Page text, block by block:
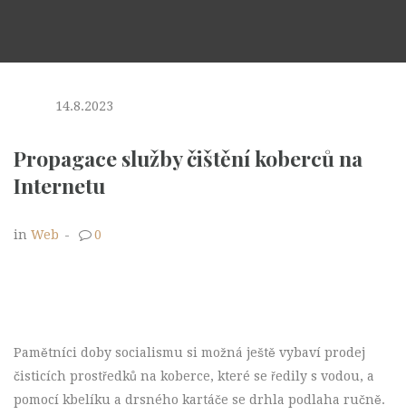
14.8.2023
Propagace služby čištění koberců na
Internetu
in Web - 0
Pamětníci doby socialismu si možná ještě vybaví prodej
čisticích prostředků na koberce, které se ředily s vodou, a
pomocí kbelíku a drsného kartáče se drhla podlaha ručně.